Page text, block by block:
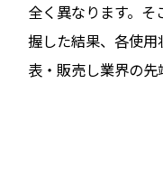
全く異なります。
握した結果、各使
表・販売し業界の先